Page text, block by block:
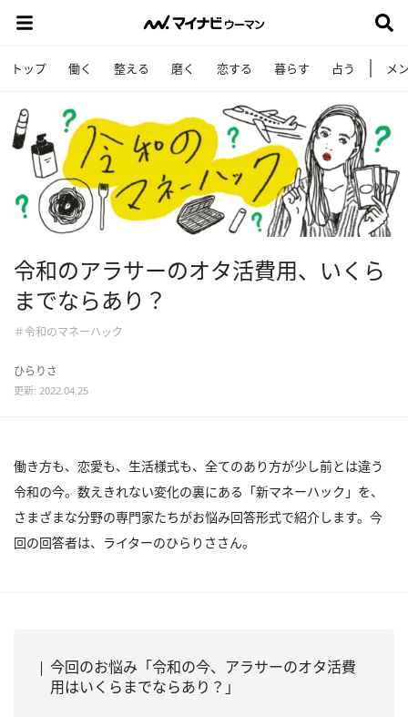
トップ 働く 整える 磨く 恋する 暮らす 占う メ
令和のアラサーのオタ活費用、いくら
までならあり？
＃令和のマネーハック
ひらりさ
更新: 2022.04.25
働き方も、恋愛も、生活様式も、全てのあり方が少し前とは違う
令和の今。数えきれない変化の裏にある「新マネーハック」を、
さまざまな分野の専門家たちがお悩み回答形式で紹介します。今
回の回答者は、ライターのひらりささん。
今回のお悩み「令和の今、アラサーのオタ活費
用はいくらまでならあり？」